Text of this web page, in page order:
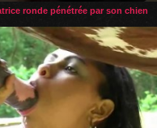
ronde pénétrée par son chien